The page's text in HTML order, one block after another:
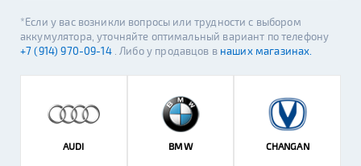
*Если у вас возникли вопросы или трудности с выбором
аккумулятора, уточняйте оптимальный вариант по телефону
+7 (914) 970-09-14 . Либо у продавцов в наших магазинах.
AUDI BMW CHANGAN